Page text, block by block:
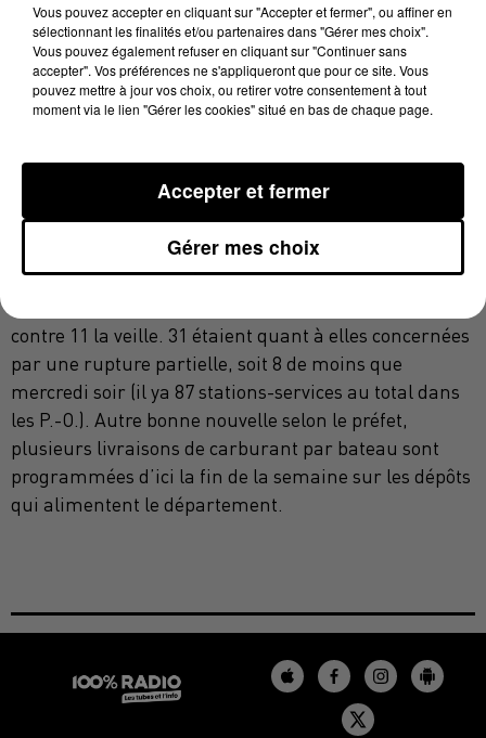
seulement, les poids-lourds étaient eux limités à 120
litres. Ce ne sera maintenant plus le cas. Par contre,
l’interdiction de vente de carburant dans des
jerricans ou récipients transportables manuellement
Ces mesures ont été abrogées en raison d'une légère
amélioration de la situation des stocks d'essence et de
gazole. Moins de 50 % des stations des Pyrénées-
Orientales sont désormais en difficulté. 9 d’entre
contre 11 la veille. 31 étaient quant à elles concernées
par une rupture partielle, soit 8 de moins que
mercredi soir (il ya 87 stations-services au total dans
les P.-O.). Autre bonne nouvelle selon le préfet,
plusieurs livraisons de carburant par bateau sont
programmées d’ici la fin de la semaine sur les dépôts
qui alimentent le département.
Vous pouvez accepter en cliquant sur "Accepter et fermer", ou affiner en
sélectionnant les finalités et/ou partenaires dans "Gérer mes choix".
Vous pouvez également refuser en cliquant sur "Continuer sans
accepter". Vos préférences ne s'appliqueront que pour ce site. Vous
pouvez mettre à jour vos choix, ou retirer votre consentement à tout
moment via le lien "Gérer les cookies" situé en bas de chaque page.
Gérer mes choix
Accepter et fermer